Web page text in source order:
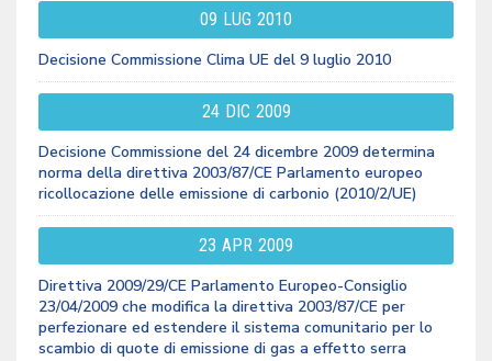
09 LUG 2010
Decisione Commissione Clima UE del 9 luglio 2010
24 DIC 2009
Decisione Commissione del 24 dicembre 2009 determina
norma della direttiva 2003/87/CE Parlamento europeo
ricollocazione delle emissione di carbonio (2010/2/UE)
23 APR 2009
Direttiva 2009/29/CE Parlamento Europeo-Consiglio
23/04/2009 che modifica la direttiva 2003/87/CE per
perfezionare ed estendere il sistema comunitario per lo
scambio di quote di emissione di gas a effetto serra